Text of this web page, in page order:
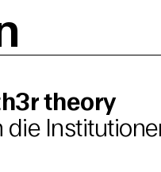
theory